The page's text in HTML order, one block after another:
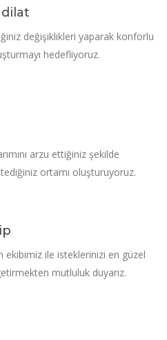
değişiklikleri yaparak konforlu
hedefliyoruz.
arzu ettiğiniz şekilde
ortamı oluşturuyoruz.
ekibimiz ile isteklerinizi en güzel
mutluluk duyarız.